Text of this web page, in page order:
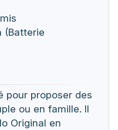
(Batterie
pour proposer des
ou en famille. Il
Original en